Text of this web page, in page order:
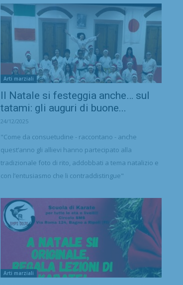
Arti marziali
Il Natale si festeggia anche… sul
tatami: gli auguri di buone...
24/12/2025
"Come da consuetudine - raccontano - anche
quest’anno gli allievi hanno partecipato alla
tradizionale foto di rito, addobbati a tema natalizio e
con l’entusiasmo che li contraddistingue"
Arti marziali